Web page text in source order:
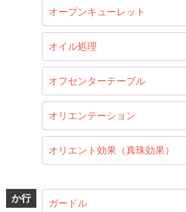
オープンキューレット
オイル処理
オフセンターテーブル
オリエンテーション
オリエント効果（真珠効果）
か行 ガードル